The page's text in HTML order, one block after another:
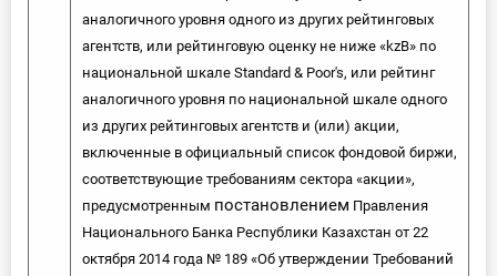
аналогичного уровня одного из других рейтинговых
агентств, или рейтинговую оценку не ниже «kzB» по
национальной шкале Standard & Poor's, или рейтинг
аналогичного уровня по национальной шкале одного
из других рейтинговых агентств и (или) акции,
включенные в официальный список фондовой биржи,
соответствующие требованиям сектора «акции»,
предусмотренным постановлением Правления
Национального Банка Республики Казахстан от 22
октября 2014 года № 189 «Об утверждении Требований